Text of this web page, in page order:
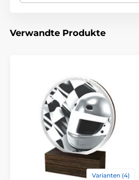
Verwandte Produkte
Varianten (4)